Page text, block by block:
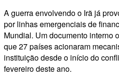
A guerra envolvendo o Irã já
por linhas emergenciais de
Mundial. Um documento interno
que 27 países acionaram
instituição desde o início do
fevereiro deste ano.